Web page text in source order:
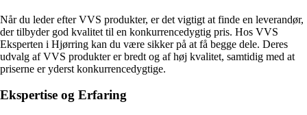
Når du leder efter VVS produkter, er det vigtigt at finde en leverandør,
der tilbyder god kvalitet til en konkurrencedygtig pris. Hos VVS
Eksperten i Hjørring kan du være sikker på at få begge dele. Deres
udvalg af VVS produkter er bredt og af høj kvalitet, samtidig med at
priserne er yderst konkurrencedygtige.
Ekspertise og Erfaring